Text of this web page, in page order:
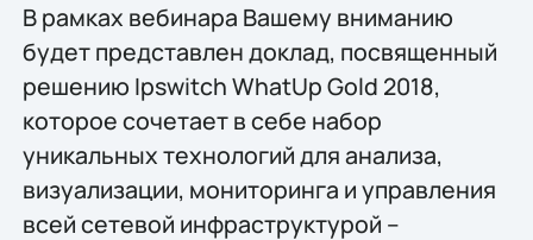
В рамках вебинара Вашему вниманию
будет представлен доклад, посвященный
решению Ipswitch WhatUp Gold 2018,
которое сочетает в себе набор
уникальных технологий для анализа,
визуализации, мониторинга и управления
всей сетевой инфраструктурой –